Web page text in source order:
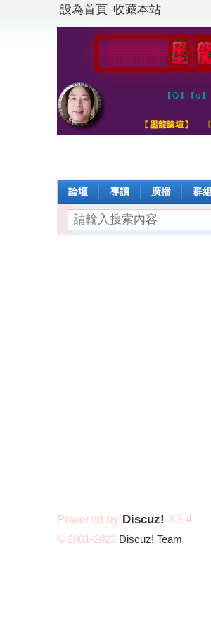
設為首頁 收藏本站
論壇 導讀 廣播 群組
Powered by Discuz! X3.4
© 2001-2023 Discuz! Team.